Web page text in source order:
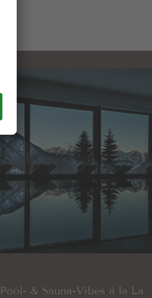
Pool- & Sauna-Vibes à la La